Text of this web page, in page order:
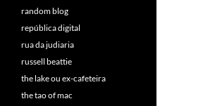
random blog
república digital
rua da judiaria
russell beattie
the lake ou ex-cafeteira
the tao of mac